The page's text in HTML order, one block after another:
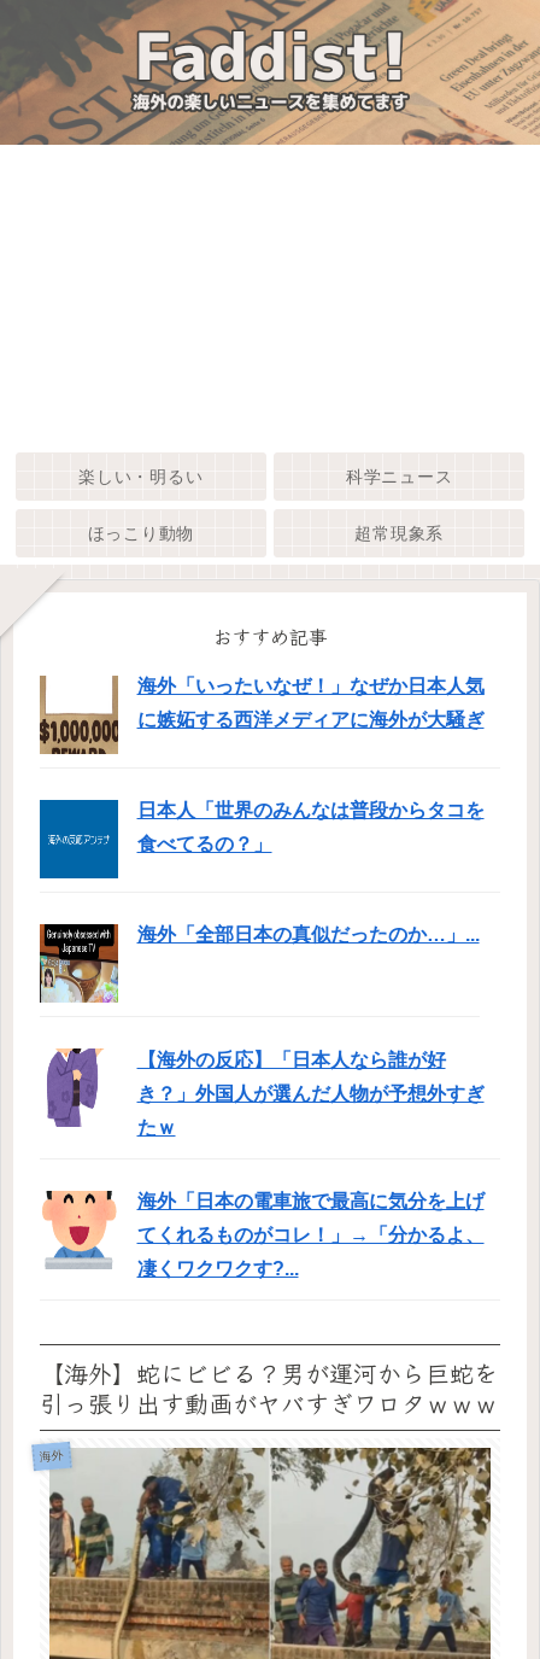
楽しい・明るい 科学ニュース
ほっこり動物 超常現象系
おすすめ記事
海外「いったいなぜ！」なぜか日本人気
に嫉妬する西洋メディアに海外が大騒ぎ
日本人「世界のみんなは普段からタコを
食べてるの？」
海外「全部日本の真似だったのか…」...
【海外の反応】「日本人なら誰が好
き？」外国人が選んだ人物が予想外すぎ
たｗ
海外「日本の電車旅で最高に気分を上げ
てくれるものがコレ！」→「分かるよ、
凄くワクワクす?...
【海外】蛇にビビる？男が運河から巨蛇を
引っ張り出す動画がヤバすぎワロタｗｗｗ
海外